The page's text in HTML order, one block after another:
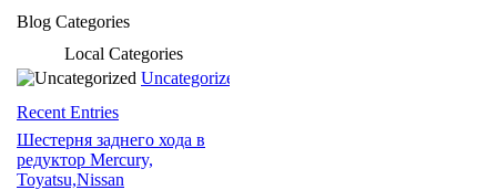
Blog Categories
Local Categories
Uncategorized
Recent Entries
Шестерня заднего хода в
редуктор Mercury,
Toyatsu,Nissan